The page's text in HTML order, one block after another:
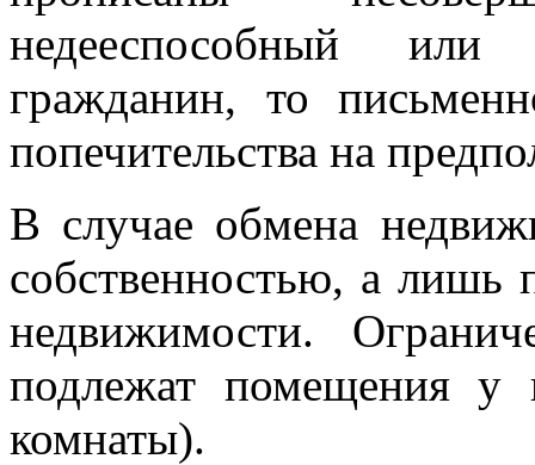
недееспособный или
гражданин, то
попечительства на
В случае обмена
собственностью, а
недвижимости.
подлежат помещения у
комнаты).